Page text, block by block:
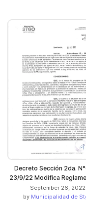
Decreto Sección 2da.
23/9/22 Modifica
September 26, 2022
by Municipalidad de